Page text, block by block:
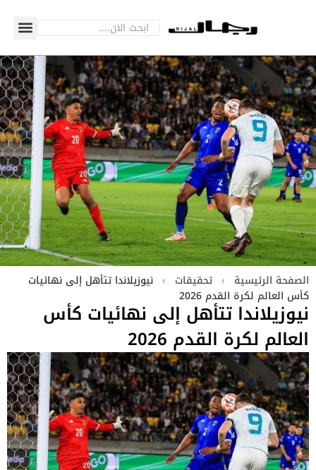
الصفحة الرئيسية › تحقيقات › نيوزيلاندا تتأهل إلى نهائيات
كأس العالم لكرة القدم 2026
نيوزيلاندا تتأهل إلى نهائيات كأس
العالم لكرة القدم 2026